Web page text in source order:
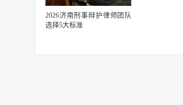
2026济南刑事辩护律师团队
选择5大标准